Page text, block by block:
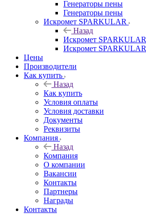
Генераторы пены
Генераторы пены
Искромет SPARKULAR
Назад
Искромет SPARKULAR
Искромет SPARKULAR
Цены
Производители
Как купить
Назад
Как купить
Условия оплаты
Условия доставки
Документы
Реквизиты
Компания
Назад
Компания
О компании
Вакансии
Контакты
Партнеры
Награды
Контакты